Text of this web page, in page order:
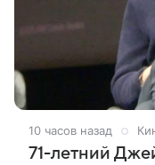
10 часов назад
71-летний